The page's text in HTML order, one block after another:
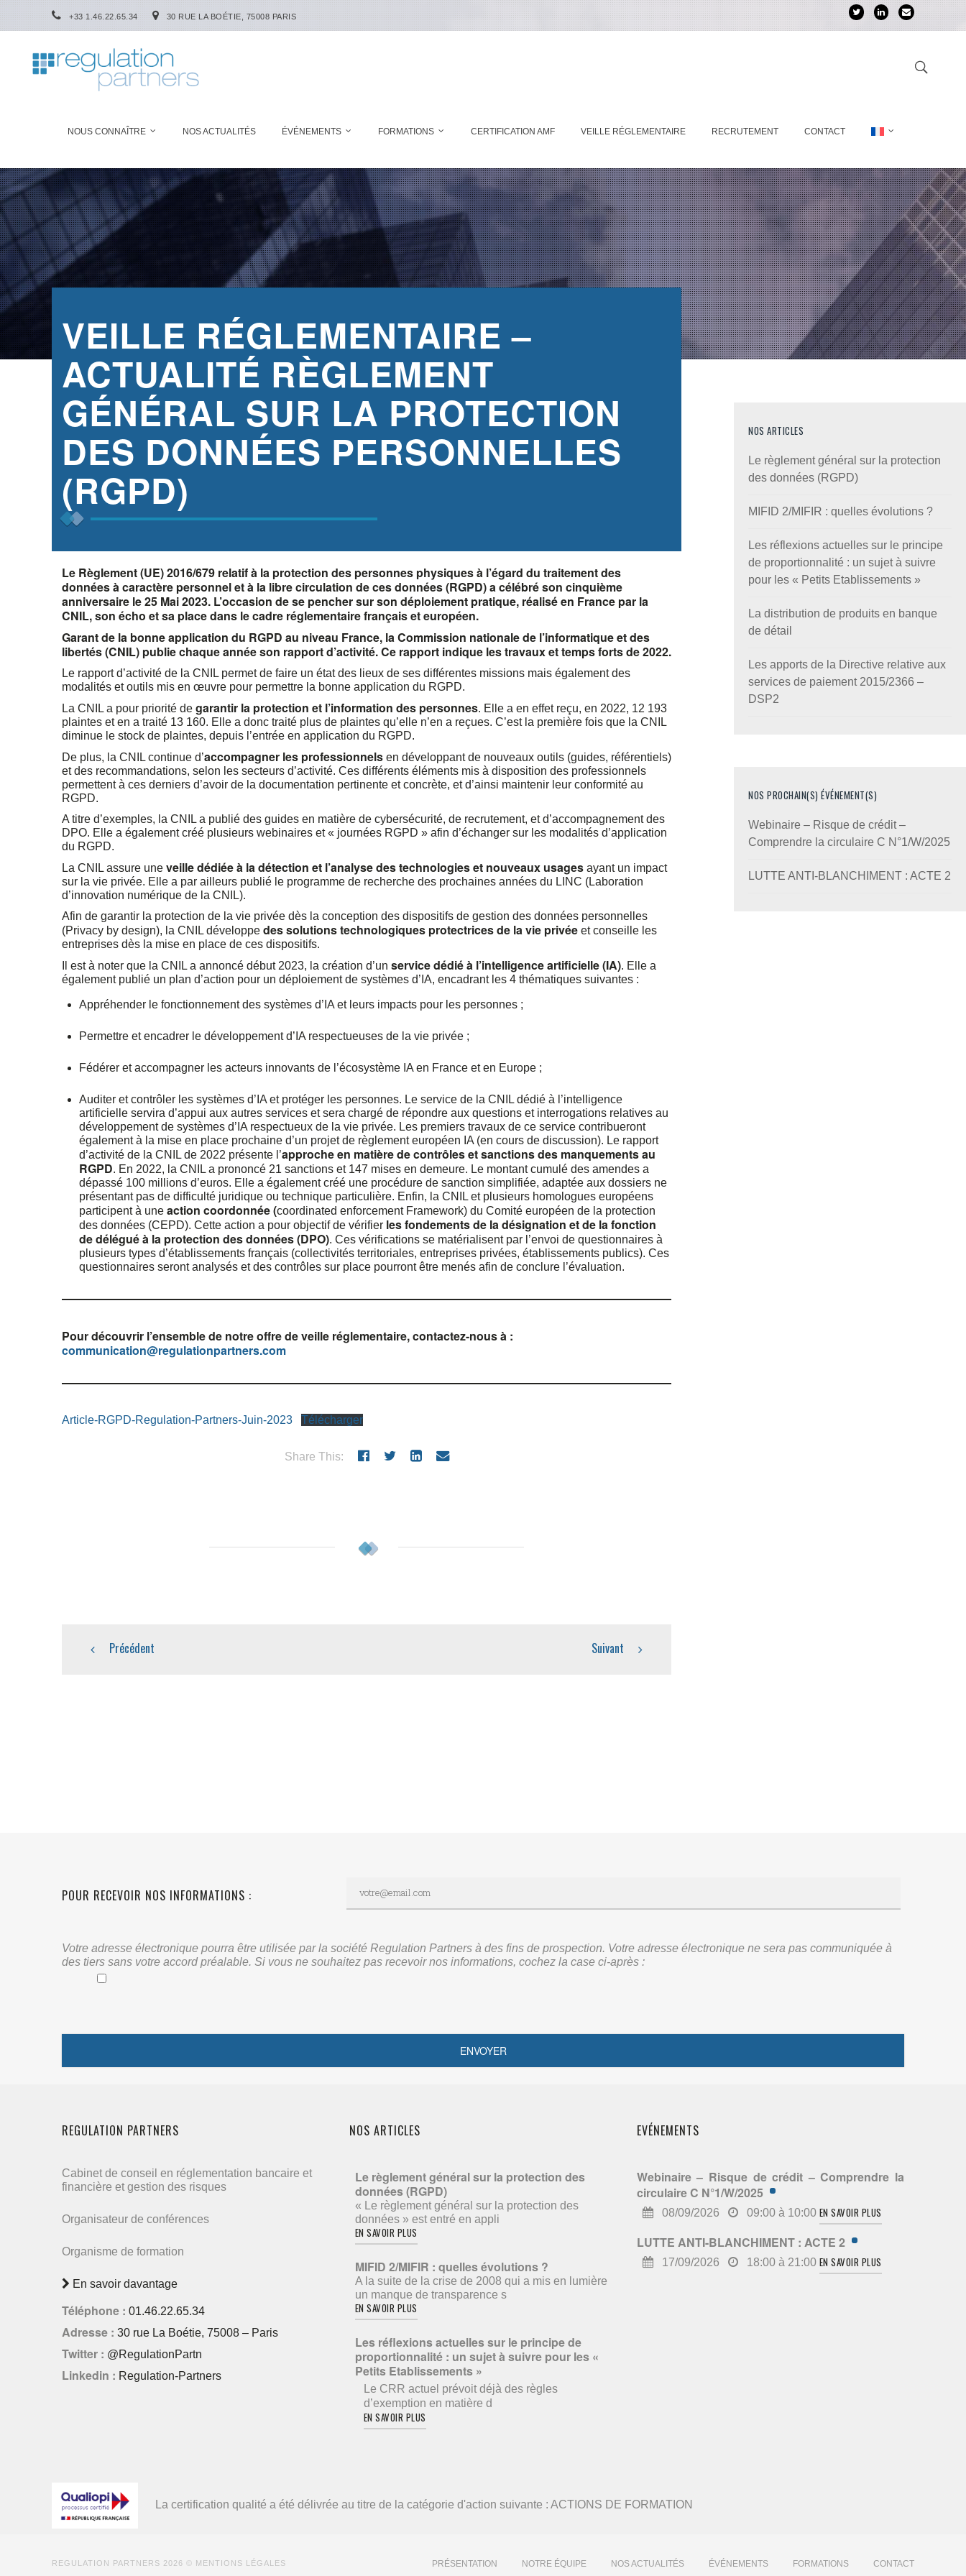
+33 1.46.22.65.34 30 RUE LA BOÉTIE, 75008 PARIS
NOUS CONNAÎTRE NOS ACTUALITÉS ÉVÉNEMENTS FORMATIONS CERTIFICATION AMF VEILLE RÉGLEMENTAIRE RECRUTEMENT CONTACT
VEILLE RÉGLEMENTAIRE –
ACTUALITÉ RÈGLEMENT
GÉNÉRAL SUR LA PROTECTION
DES DONNÉES PERSONNELLES
(RGPD)
Le Règlement (UE) 2016/679 relatif à la protection des personnes physiques à l’égard du traitement des
données à caractère personnel et à la libre circulation de ces données (RGPD) a célébré son cinquième
anniversaire le 25 Mai 2023. L’occasion de se pencher sur son déploiement pratique, réalisé en France par la
CNIL, son écho et sa place dans le cadre réglementaire français et européen.
Garant de la bonne application du RGPD au niveau France, la Commission nationale de l’informatique et des
libertés (CNIL) publie chaque année son rapport d’activité. Ce rapport indique les travaux et temps forts de 2022.
Le rapport d’activité de la CNIL permet de faire un état des lieux de ses différentes missions mais également des
modalités et outils mis en œuvre pour permettre la bonne application du RGPD.
La CNIL a pour priorité de garantir la protection et l’information des personnes. Elle a en effet reçu, en 2022, 12 193
plaintes et en a traité 13 160. Elle a donc traité plus de plaintes qu’elle n’en a reçues. C’est la première fois que la CNIL
diminue le stock de plaintes, depuis l’entrée en application du RGPD.
De plus, la CNIL continue d’accompagner les professionnels en développant de nouveaux outils (guides, référentiels)
et des recommandations, selon les secteurs d’activité. Ces différents éléments mis à disposition des professionnels
permettent à ces derniers d’avoir de la documentation pertinente et concrète, et d’ainsi maintenir leur conformité au
RGPD.
A titre d’exemples, la CNIL a publié des guides en matière de cybersécurité, de recrutement, et d’accompagnement des
DPO. Elle a également créé plusieurs webinaires et « journées RGPD » afin d’échanger sur les modalités d’application
du RGPD.
La CNIL assure une veille dédiée à la détection et l’analyse des technologies et nouveaux usages ayant un impact
sur la vie privée. Elle a par ailleurs publié le programme de recherche des prochaines années du LINC (Laboration
d’innovation numérique de la CNIL).
Afin de garantir la protection de la vie privée dès la conception des dispositifs de gestion des données personnelles
(Privacy by design), la CNIL développe des solutions technologiques protectrices de la vie privée et conseille les
entreprises dès la mise en place de ces dispositifs.
Il est à noter que la CNIL a annoncé début 2023, la création d’un service dédié à l’intelligence artificielle (IA). Elle a
également publié un plan d’action pour un déploiement de systèmes d’IA, encadrant les 4 thématiques suivantes :
Appréhender le fonctionnement des systèmes d’IA et leurs impacts pour les personnes ;
Permettre et encadrer le développement d’IA respectueuses de la vie privée ;
Fédérer et accompagner les acteurs innovants de l’écosystème IA en France et en Europe ;
Auditer et contrôler les systèmes d’IA et protéger les personnes. Le service de la CNIL dédié à l’intelligence
artificielle servira d’appui aux autres services et sera chargé de répondre aux questions et interrogations relatives au
développement de systèmes d’IA respectueux de la vie privée. Les premiers travaux de ce service contribueront
également à la mise en place prochaine d’un projet de règlement européen IA (en cours de discussion). Le rapport
d’activité de la CNIL de 2022 présente l’approche en matière de contrôles et sanctions des manquements au
RGPD. En 2022, la CNIL a prononcé 21 sanctions et 147 mises en demeure. Le montant cumulé des amendes a
dépassé 100 millions d’euros. Elle a également créé une procédure de sanction simplifiée, adaptée aux dossiers ne
présentant pas de difficulté juridique ou technique particulière. Enfin, la CNIL et plusieurs homologues européens
participent à une action coordonnée (coordinated enforcement Framework) du Comité européen de la protection
des données (CEPD). Cette action a pour objectif de vérifier les fondements de la désignation et de la fonction
de délégué à la protection des données (DPO). Ces vérifications se matérialisent par l’envoi de questionnaires à
plusieurs types d’établissements français (collectivités territoriales, entreprises privées, établissements publics). Ces
questionnaires seront analysés et des contrôles sur place pourront être menés afin de conclure l’évaluation.
Pour découvrir l’ensemble de notre offre de veille réglementaire, contactez-nous à :
communication@regulationpartners.com
Article-RGPD-Regulation-Partners-Juin-2023 Télécharger
Share This:
Précédent Suivant
NOS ARTICLES
Le règlement général sur la protection
des données (RGPD)
MIFID 2/MIFIR : quelles évolutions ?
Les réflexions actuelles sur le principe
de proportionnalité : un sujet à suivre
pour les « Petits Etablissements »
La distribution de produits en banque
de détail
Les apports de la Directive relative aux
services de paiement 2015/2366 –
DSP2
NOS PROCHAIN(S) ÉVÉNEMENT(S)
Webinaire – Risque de crédit –
Comprendre la circulaire C N°1/W/2025
LUTTE ANTI-BLANCHIMENT : ACTE 2
POUR RECEVOIR NOS INFORMATIONS :
Votre adresse électronique pourra être utilisée par la société Regulation Partners à des fins de prospection. Votre adresse électronique ne sera pas communiquée à
des tiers sans votre accord préalable. Si vous ne souhaitez pas recevoir nos informations, cochez la case ci-après :
REGULATION PARTNERS
Cabinet de conseil en réglementation bancaire et
financière et gestion des risques
Organisateur de conférences
Organisme de formation
En savoir davantage
Téléphone : 01.46.22.65.34
Adresse : 30 rue La Boétie, 75008 – Paris
Twitter : @RegulationPartn
Linkedin : Regulation-Partners
NOS ARTICLES
Le règlement général sur la protection des
données (RGPD)
« Le règlement général sur la protection des
données » est entré en appli
EN SAVOIR PLUS
MIFID 2/MIFIR : quelles évolutions ?
A la suite de la crise de 2008 qui a mis en lumière
un manque de transparence s
EN SAVOIR PLUS
Les réflexions actuelles sur le principe de
proportionnalité : un sujet à suivre pour les «
Petits Etablissements »
Le CRR actuel prévoit déjà des règles
d’exemption en matière d
EN SAVOIR PLUS
EVÉNEMENTS
Webinaire – Risque de crédit – Comprendre la
circulaire C N°1/W/2025
08/09/2026 09:00 à 10:00 EN SAVOIR PLUS
LUTTE ANTI-BLANCHIMENT : ACTE 2
17/09/2026 18:00 à 21:00 EN SAVOIR PLUS
La certification qualité a été délivrée au titre de la catégorie d'action suivante : ACTIONS DE FORMATION
PRÉSENTATION NOTRE ÉQUIPE NOS ACTUALITÉS ÉVÉNEMENTS FORMATIONS CONTACT
REGULATION PARTNERS 2026 © MENTIONS LÉGALES